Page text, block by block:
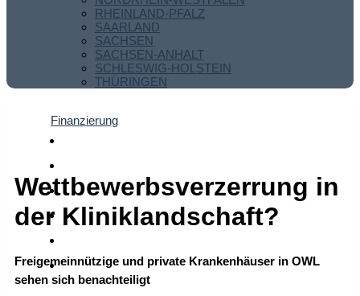
RHEINLAND-PFALZ
SAARLAND
SACHSEN
SACHSEN-ANHALT
SCHLESWIG-HOLSTEIN
THÜRINGEN
Finanzierung
Wettbewerbsverzerrung in
der Kliniklandschaft?
Freigemeinnützige und private Krankenhäuser in OWL
sehen sich benachteiligt